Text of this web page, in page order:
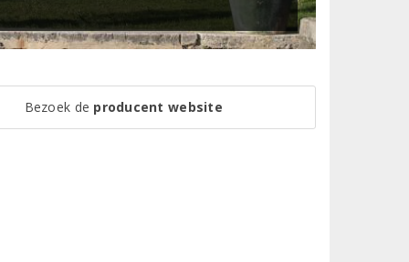
Bezoek de producent website